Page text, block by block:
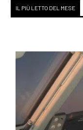
IL PIÙ LETTO DEL MESE